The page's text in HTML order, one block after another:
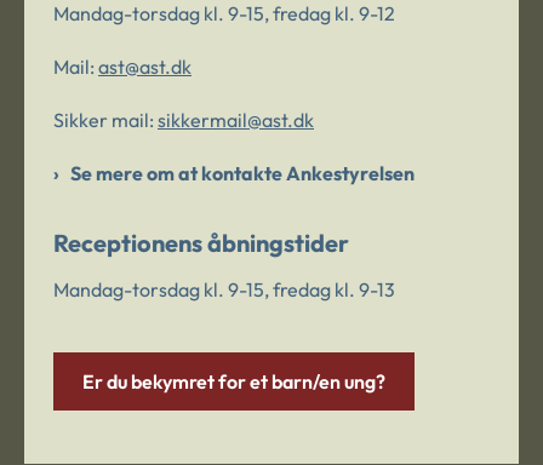
Mandag-torsdag kl. 9-15, fredag kl. 9-12
Mail: ast@ast.dk
Sikker mail: sikkermail@ast.dk
Se mere om at kontakte Ankestyrelsen
Receptionens åbningstider
Mandag-torsdag kl. 9-15, fredag kl. 9-13
Er du bekymret for et barn/en ung?